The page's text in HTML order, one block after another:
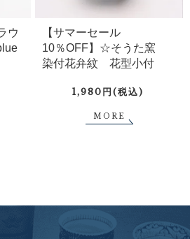
ウ
【サマーセール
10％OFF】☆そうた窯
染付花弁紋 花型小付
1,980円(税込)
MORE